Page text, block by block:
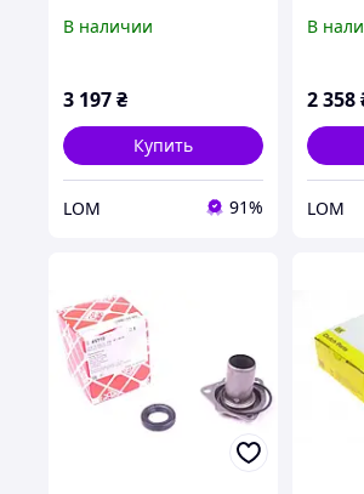
A4/A6/A8/ VW Passat 97-
В наличии
3 197₴
Купить
LOM 91%
A6/VW
В
2 358
LOM